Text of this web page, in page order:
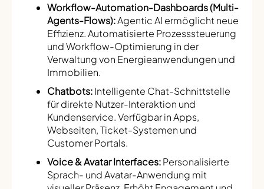
Workflow-Automation-Dashboards (Multi-
Agents-Flows):Agentic AI ermöglicht neue
Effizienz. Automatisierte Prozesssteuerung
und Workflow-Optimierung in der
Verwaltung von Energieanwendungen und
Immobilien.
Chatbots:Intelligente Chat-Schnittstelle
für direkte Nutzer-Interaktion und
Kundenservice. Verfügbar in Apps,
Webseiten, Ticket-Systemen und
Customer Portals.
Voice & Avatar Interfaces:Personalisierte
Sprach- und Avatar-Anwendung mit